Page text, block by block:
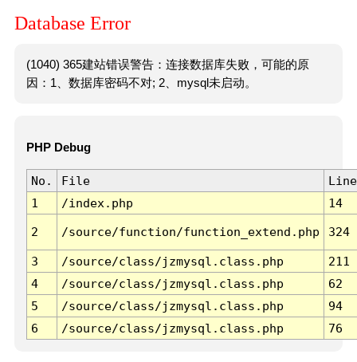
Database Error
(1040) 365建站错误警告：连接数据库失败，可能的原
因：1、数据库密码不对; 2、mysql未启动。
PHP Debug
No. File
Line
1
/index.php 14
2 /source/function/function_extend.php 324
3 /source/class/jzmysql.class.php
211
4
/source/class/jzmysql.class.php
62
5
/source/class/jzmysql.class.php
94
6
/source/class/jzmysql.class.php 76